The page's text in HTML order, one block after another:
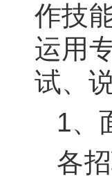
作技
运用
试、
1、
各